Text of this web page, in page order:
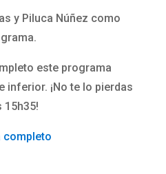
y Piluca Núñez como
este programa
inferior. ¡No te lo pierdas
15h35!
completo